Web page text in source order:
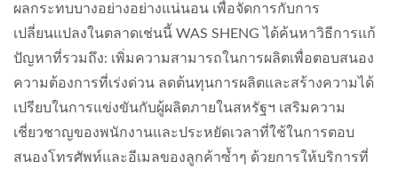
ผลกระทบบางอย่างอย่างแน่นอน เพื่อจัดการกับการ
เปลี่ยนแปลงในตลาดเช่นนี้ WAS SHENG ได้ค้นหาวิธีการแก้
ปัญหาที่รวมถึง: เพิ่มความสามารถในการผลิตเพื่อตอบสนอง
ความต้องการที่เร่งด่วน ลดต้นทุนการผลิตและสร้างความได้
เปรียบในการแข่งขันกับผู้ผลิตภายในสหรัฐฯ เสริมความ
เชี่ยวชาญของพนักงานและประหยัดเวลาที่ใช้ในการตอบ
สนองโทรศัพท์และอีเมลของลูกค้าซ้ำๆ ด้วยการให้บริการที่